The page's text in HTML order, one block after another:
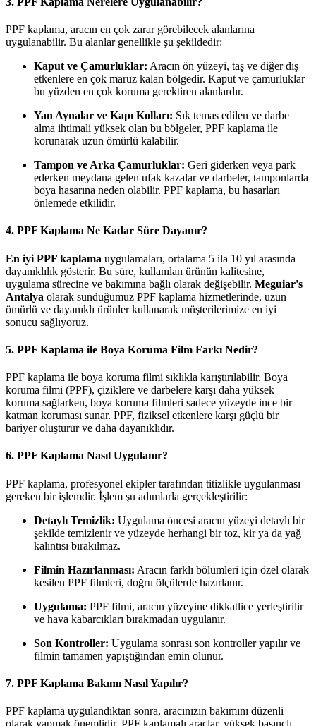
PPF kaplama, aracın en çok zarar görebilecek alanlarına
uygulanabilir. Bu alanlar genellikle şu şekildedir:
Kaput ve Çamurluklar: Aracın ön yüzeyi, taş ve diğer dış
etkenlere en çok maruz kalan bölgedir. Kaput ve çamurluklar
bu yüzden en çok koruma gerektiren alanlardır.
Yan Aynalar ve Kapı Kolları: Sık temas edilen ve darbe
alma ihtimali yüksek olan bu bölgeler, PPF kaplama ile
korunarak uzun ömürlü kalabilir.
Tampon ve Arka Çamurluklar: Geri giderken veya park
ederken meydana gelen ufak kazalar ve darbeler, tamponlarda
boya hasarına neden olabilir. PPF kaplama, bu hasarları
önlemede etkilidir.
4. PPF Kaplama Ne Kadar Süre Dayanır?
En iyi PPF kaplama uygulamaları, ortalama 5 ila 10 yıl arasında
dayanıklılık gösterir. Bu süre, kullanılan ürünün kalitesine,
uygulama sürecine ve bakımına bağlı olarak değişebilir. Meguiar's
Antalya olarak sunduğumuz PPF kaplama hizmetlerinde, uzun
ömürlü ve dayanıklı ürünler kullanarak müşterilerimize en iyi
sonucu sağlıyoruz.
5. PPF Kaplama ile Boya Koruma Film Farkı Nedir?
PPF kaplama ile boya koruma filmi sıklıkla karıştırılabilir. Boya
koruma filmi (PPF), çiziklere ve darbelere karşı daha yüksek
koruma sağlarken, boya koruma filmleri sadece yüzeyde ince bir
katman koruması sunar. PPF, fiziksel etkenlere karşı güçlü bir
bariyer oluşturur ve daha dayanıklıdır.
6. PPF Kaplama Nasıl Uygulanır?
PPF kaplama, profesyonel ekipler tarafından titizlikle uygulanması
gereken bir işlemdir. İşlem şu adımlarla gerçekleştirilir:
Detaylı Temizlik: Uygulama öncesi aracın yüzeyi detaylı bir
şekilde temizlenir ve yüzeyde herhangi bir toz, kir ya da yağ
kalıntısı bırakılmaz.
Filmin Hazırlanması: Aracın farklı bölümleri için özel olarak
kesilen PPF filmleri, doğru ölçülerde hazırlanır.
Uygulama: PPF filmi, aracın yüzeyine dikkatlice yerleştirilir
ve hava kabarcıkları bırakmadan uygulanır.
Son Kontroller: Uygulama sonrası son kontroller yapılır ve
filmin tamamen yapıştığından emin olunur.
7. PPF Kaplama Bakımı Nasıl Yapılır?
PPF kaplama uygulandıktan sonra, aracınızın bakımını düzenli